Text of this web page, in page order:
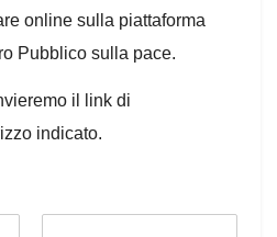
online sulla piattaforma
Pubblico sulla pace.
il link di
indicato.